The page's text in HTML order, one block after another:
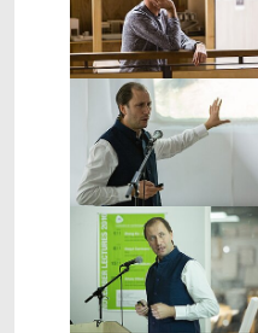
Show larger version
Show larger version